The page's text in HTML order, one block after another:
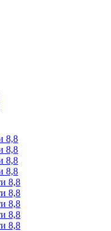
8,8
8,8
8,8
8,8
8,8
8,8
8,8
8,8
8,8